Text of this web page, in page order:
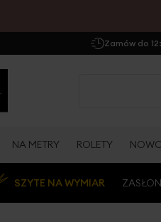
Zamów do
NA METRY ROLETY
SZYTE NA WYMIAR